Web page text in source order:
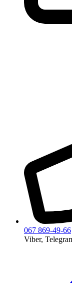
067 869-49-66
Viber,